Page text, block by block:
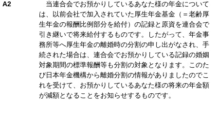
A2
当連合会でお預かりしているあなた様の年金について
は、以前会社で加入されていた厚生年金基金（＝老齢厚
生年金の報酬比例部分を給付）の記録と原資を連合会で
引き継いで将来給付するものです。したがって、年金事
務所等へ厚生年金の離婚時の分割の申し出がなされ、手
続された場合は、連合会でお預かりしている記録の婚姻
対象期間の標準報酬等も分割の対象となります。このた
び日本年金機構から離婚分割の情報がありましたのでこ
れを受けて、お預かりしているあなた様の将来の年金額
が減額となることをお知らせするものです。